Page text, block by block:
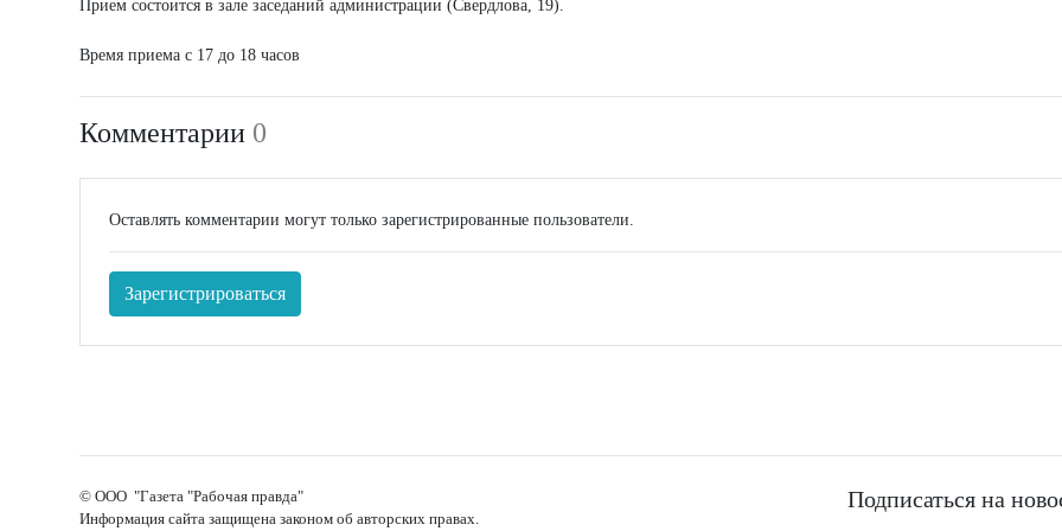
Прием состоится в зале заседаний администрации (Свердлова, 19).
Время приема с 17 до 18 часов
Комментарии 0
Оставлять комментарии могут только зарегистрированные пользователи.
Зарегистрироваться
© ООО "Газета "Рабочая правда"
Информация сайта защищена законом об авторских правах.
Подписаться на